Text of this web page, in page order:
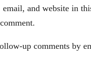
email, and website in
up comments by